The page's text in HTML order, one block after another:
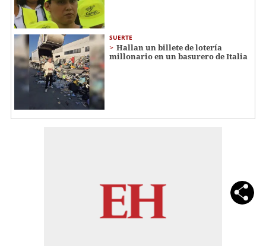
SUERTE
Hallan un billete de lotería
millonario en un basurero de Italia